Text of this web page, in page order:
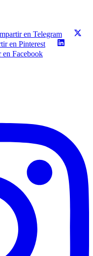
en Telegram
en Pinterest
en Facebook